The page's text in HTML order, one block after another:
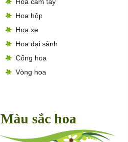
Hoa hộp
Hoa xe
Hoa đại sảnh
Cổng hoa
Vòng hoa
Màu sắc hoa